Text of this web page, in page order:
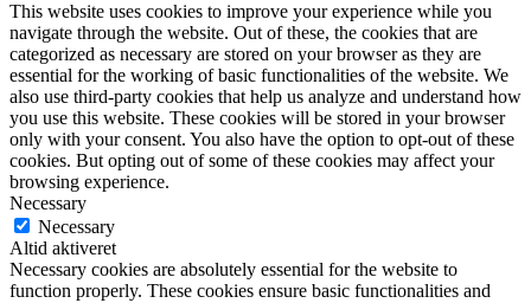
This website uses cookies to improve your experience while you
navigate through the website. Out of these, the cookies that are
categorized as necessary are stored on your browser as they are
essential for the working of basic functionalities of the website. We
also use third-party cookies that help us analyze and understand how
you use this website. These cookies will be stored in your browser
only with your consent. You also have the option to opt-out of these
cookies. But opting out of some of these cookies may affect your
browsing experience.
Necessary
Necessary
Altid aktiveret
Necessary cookies are absolutely essential for the website to
function properly. These cookies ensure basic functionalities and